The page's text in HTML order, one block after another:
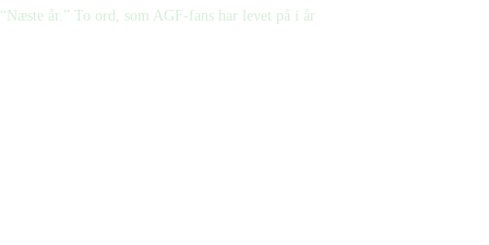
“Næste år.” To ord, som AGF-fans har levet på i år